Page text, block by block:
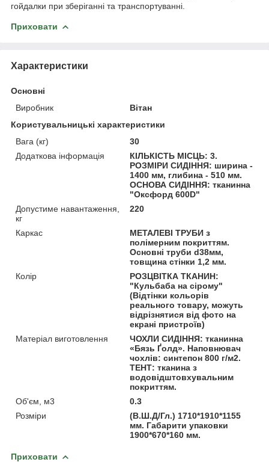
гойдалки при зберіганні та транспортуванні.
Приховати
Характеристики
Основні
Виробник
Вітан
Користувальницькі характеристики
Вага (кг)
30
Додаткова інформація
КІЛЬКІСТЬ МІСЦЬ: 3.
РОЗМІРИ СИДІННЯ: ширина -
1400 мм, глибина - 510 мм.
ОСНОВА СИДІННЯ: тканинна
"Оксфорд 600D"
Допустиме навантаження,
кг
220
Каркас
МЕТАЛЕВІ ТРУБИ з
полімерним покриттям.
Основні труби d38мм,
товщина стінки 1,2 мм.
Колір
РОЗЦВІТКА ТКАНИН:
"Кульбаба на сірому"
(Відтінки кольорів
реального товару, можуть
відрізнятися від фото на
екрані пристроїв)
Матеріал виготовлення
ЧОХЛИ СИДІННЯ: тканинна
«Бязь Ґолд». Наповнювач
чохлів: синтепон 800 г/м2.
ТЕНТ: тканина з
водовідштовхувальним
покриттям.
Об'єм, м3
0.3
Розміри
(В.Ш.Д/Гл.) 1710*1910*1155
мм. Габарити упаковки
1900*670*160 мм.
Приховати